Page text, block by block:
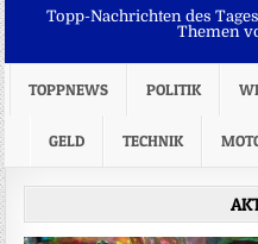
Topp-Nachrichten des
Themen
TOPPNEWS POLITIK
GELD TECHNIK